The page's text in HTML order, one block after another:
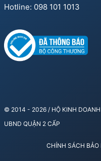
Hotline: 098 101 1013
© 2014 - 2026 / HỘ KINH
UBND QUẬN 2 CẤP
CHÍNH SÁCH BẢO